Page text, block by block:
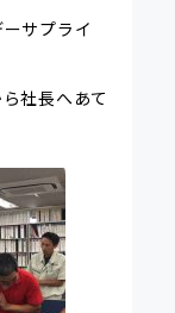
サプライ
社長へあて